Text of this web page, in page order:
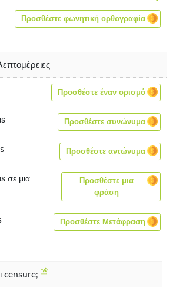
Προσθέστε φωνητική ορθογραφία
Προσθέστε έναν ορισμό
Προσθέστε συνώνυμα
Προσθέστε αντώνυμα
σε μια
Προσθέστε μια
φράση
Προσθέστε Μετάφραση
censure;